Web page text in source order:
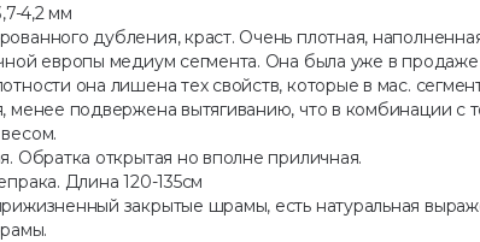
4,2 мм
дубления, краст. Очень плотная,
европы медиум сегмента. Она была уже в
она лишена тех свойств, которые в мас.
менее подвержена вытягиванию, что в комбинации
Обратка открытая но вполне приличная.
Длина 120-135см
закрытые шрамы, есть натуральная